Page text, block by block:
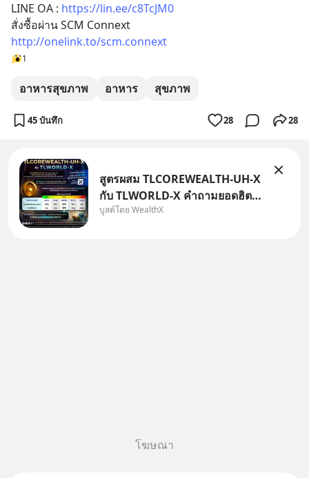
LINE OA : https://lin.ee/c8TcJM0
สั่งซื้อผ่าน SCM Connext
http://onelink.to/scm.connext
1
อาหารสุขภาพ อาหาร สุขภาพ
45 บันทึก 28 28
สูตรผสม TLCOREWEALTH-UH-X
กับ TLWORLD-X คำถามยอดฮิตที่
คนใช้ WealthX ถามเข้ามา
บูสต์โดย WealthX
โฆษณา